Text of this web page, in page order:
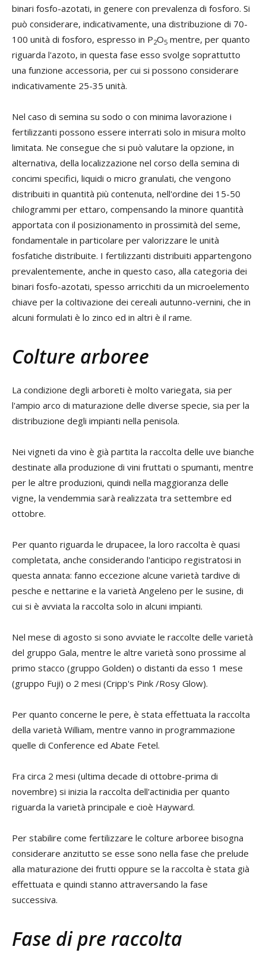
binari fosfo-azotati, in genere con prevalenza di fosforo. Si
può considerare, indicativamente, una distribuzione di 70-
100 unità di fosforo, espresso in P2O5 mentre, per quanto
riguarda l'azoto, in questa fase esso svolge soprattutto
una funzione accessoria, per cui si possono considerare
indicativamente 25-35 unità.
Nel caso di semina su sodo o con minima lavorazione i
fertilizzanti possono essere interrati solo in misura molto
limitata. Ne consegue che si può valutare la opzione, in
alternativa, della localizzazione nel corso della semina di
concimi specifici, liquidi o micro granulati, che vengono
distribuiti in quantità più contenuta, nell'ordine dei 15-50
chilogrammi per ettaro, compensando la minore quantità
apportata con il posizionamento in prossimità del seme,
fondamentale in particolare per valorizzare le unità
fosfatiche distribuite. I fertilizzanti distribuiti appartengono
prevalentemente, anche in questo caso, alla categoria dei
binari fosfo-azotati, spesso arricchiti da un microelemento
chiave per la coltivazione dei cereali autunno-vernini, che in
alcuni formulati è lo zinco ed in altri è il rame.
Colture arboree
La condizione degli arboreti è molto variegata, sia per
l'ampio arco di maturazione delle diverse specie, sia per la
distribuzione degli impianti nella penisola.
Nei vigneti da vino è già partita la raccolta delle uve bianche
destinate alla produzione di vini fruttati o spumanti, mentre
per le altre produzioni, quindi nella maggioranza delle
vigne, la vendemmia sarà realizzata tra settembre ed
ottobre.
Per quanto riguarda le drupacee, la loro raccolta è quasi
completata, anche considerando l'anticipo registratosi in
questa annata: fanno eccezione alcune varietà tardive di
pesche e nettarine e la varietà Angeleno per le susine, di
cui si è avviata la raccolta solo in alcuni impianti.
Nel mese di agosto si sono avviate le raccolte delle varietà
del gruppo Gala, mentre le altre varietà sono prossime al
primo stacco (gruppo Golden) o distanti da esso 1 mese
(gruppo Fuji) o 2 mesi (Cripp's Pink /Rosy Glow).
Per quanto concerne le pere, è stata effettuata la raccolta
della varietà William, mentre vanno in programmazione
quelle di Conference ed Abate Fetel.
Fra circa 2 mesi (ultima decade di ottobre-prima di
novembre) si inizia la raccolta dell'actinidia per quanto
riguarda la varietà principale e cioè Hayward.
Per stabilire come fertilizzare le colture arboree bisogna
considerare anzitutto se esse sono nella fase che prelude
alla maturazione dei frutti oppure se la raccolta è stata già
effettuata e quindi stanno attraversando la fase
successiva.
Fase di pre raccolta